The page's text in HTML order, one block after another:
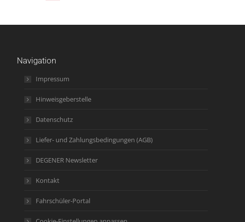
Navigation
Impressum
Hinweisgeberstelle
Datenschutz
Liefer- und Zahlungsbedingungen (AGB)
DEGENER Newsletter
Kontakt
Fahrschüler-Portal